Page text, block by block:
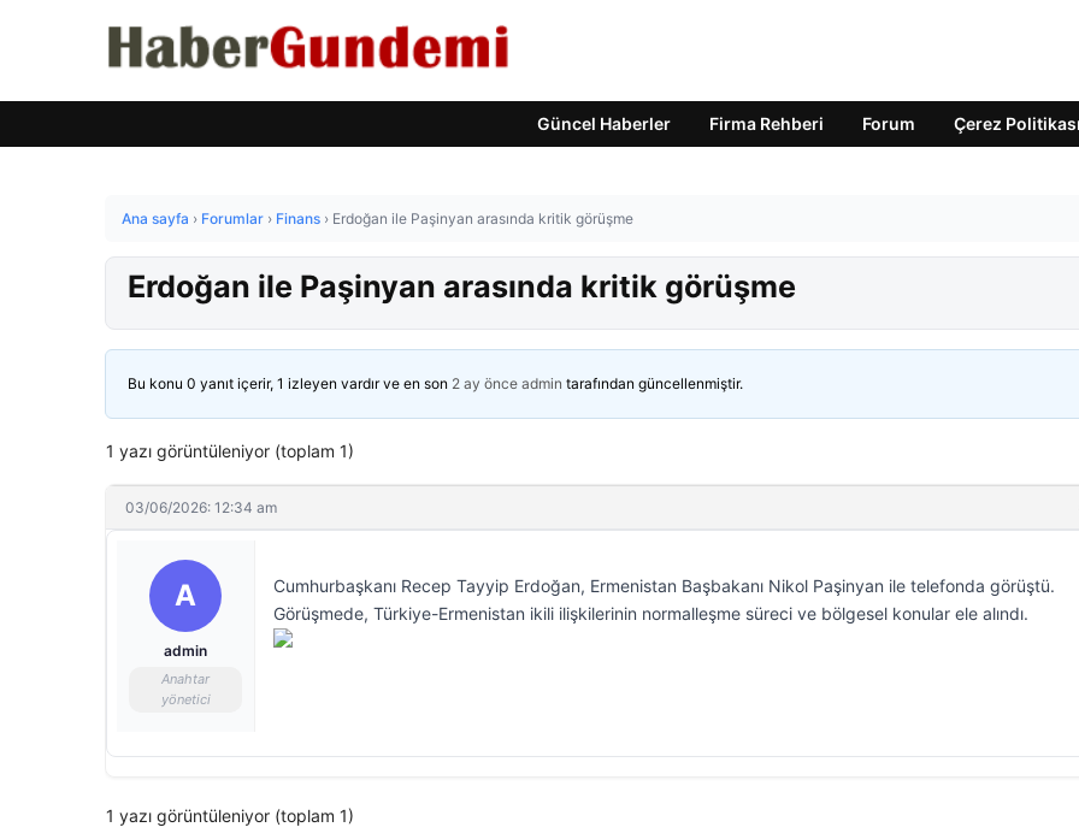
Güncel Haberler Firma Rehberi Forum Çerez Politikası
Ana sayfa › Forumlar › Finans › Erdoğan ile Paşinyan arasında kritik görüşme
Erdoğan ile Paşinyan arasında kritik görüşme
Bu konu 0 yanıt içerir, 1 izleyen vardır ve en son 2 ay önce admin tarafından güncellenmiştir.
1 yazı görüntüleniyor (toplam 1)
03/06/2026: 12:34 am
A
admin
Anahtar
yönetici
Cumhurbaşkanı Recep Tayyip Erdoğan, Ermenistan Başbakanı Nikol Paşinyan ile telefonda görüştü.
Görüşmede, Türkiye-Ermenistan ikili ilişkilerinin normalleşme süreci ve bölgesel konular ele alındı.
1 yazı görüntüleniyor (toplam 1)